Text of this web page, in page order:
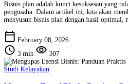
Bisnis plan adalah kunci kesuksesan yang
pengusaha. Dalam artikel ini, kita akan
menyusun bisnis plan dengan hasil optimal,
calendar_today February 08, 2026
schedule 3 min visibility 307
Studi Kelayakan